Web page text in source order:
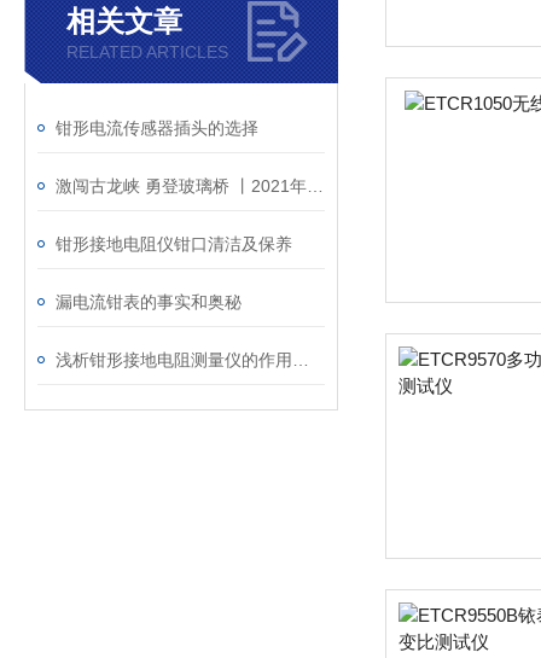
相关文章
RELATED ARTICLES
钳形电流传感器插头的选择
钳形接地电阻仪钳口清洁及保养
漏电流钳表的事实和奥秘